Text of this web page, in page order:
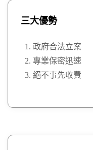
三大優勢
政府合法立案
專業保密迅速
絕不事先收費